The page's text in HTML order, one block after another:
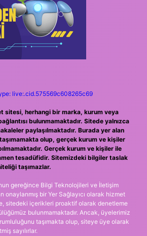
live:.cid.575569c608265c69
sitesi, herhangi bir marka, kurum veya
bulunmamaktadır. Sitede yalnızca
paylaşılmaktadır. Burada yer alan
olup, gerçek kurum ve kişiler
Gerçek kurum ve kişiler ile
tesadüfidir. Sitemizdeki bilgiler taslak
taşımazlar.
gereğince Bilgi Teknolojileri ve İletişim
onaylanmış bir Yer Sağlayıcı olarak hizmet
sitedeki içerikleri proaktif olarak denetleme
bulunmamaktadır. Ancak, üyelerimiz
taşımakta olup, siteye üye olarak
sayılırlar.